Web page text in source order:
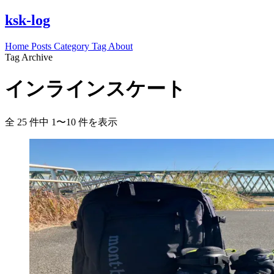
ksk-log
Home Posts Category Tag About
Tag Archive
インラインスケート
全 25 件中 1〜10 件を表示